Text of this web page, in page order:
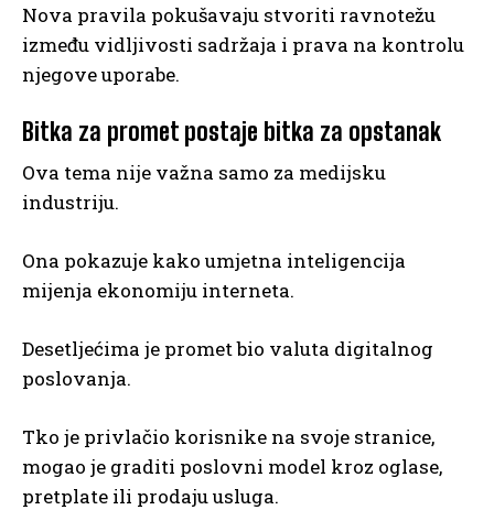
Nova pravila pokušavaju stvoriti ravnotežu
između vidljivosti sadržaja i prava na kontrolu
njegove uporabe.
Bitka za promet postaje bitka za opstanak
Ova tema nije važna samo za medijsku
industriju.
Ona pokazuje kako umjetna inteligencija
mijenja ekonomiju interneta.
Desetljećima je promet bio valuta digitalnog
poslovanja.
Tko je privlačio korisnike na svoje stranice,
mogao je graditi poslovni model kroz oglase,
pretplate ili prodaju usluga.